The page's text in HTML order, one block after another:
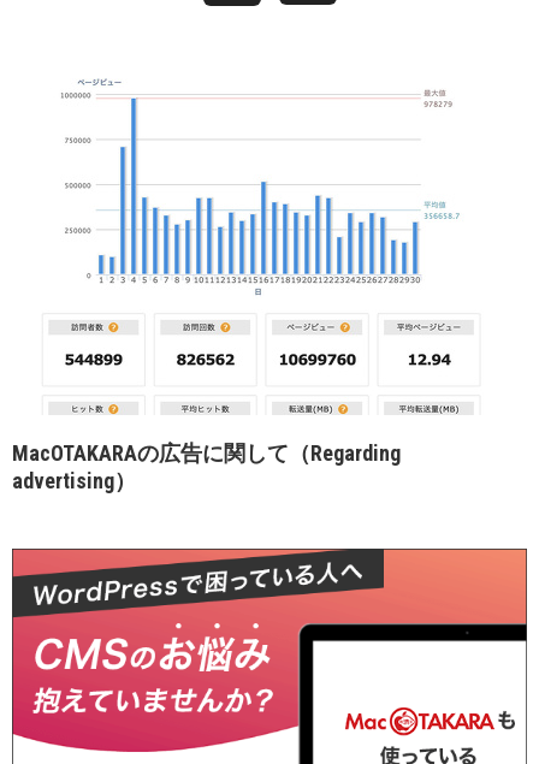
MacOTAKARAの広告に関して（Regarding
advertising）